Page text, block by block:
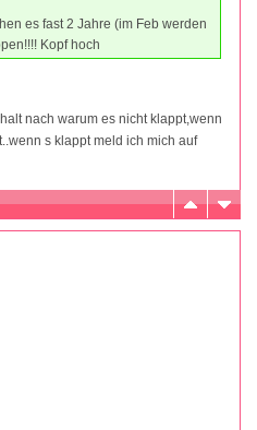
es fast 2 Jahre (im Feb werden
Kopf hoch
nach warum es nicht klappt,wenn
s klappt meld ich mich auf